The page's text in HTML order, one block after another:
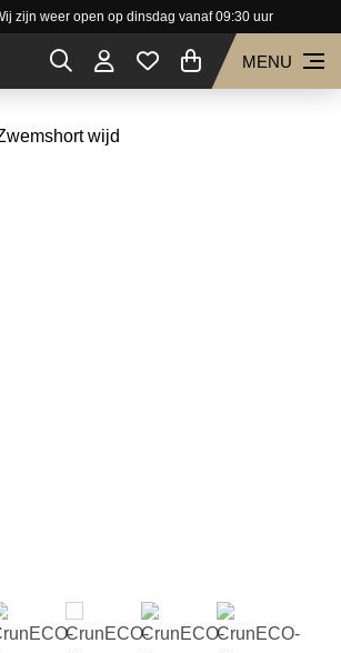
zijn weer open op dinsdag vanaf 09:30 uur
MENU